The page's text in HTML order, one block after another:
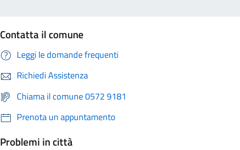
Contatta il comune
Leggi le domande frequenti
Richiedi Assistenza
Chiama il comune 0572 9181
Prenota un appuntamento
Problemi in città